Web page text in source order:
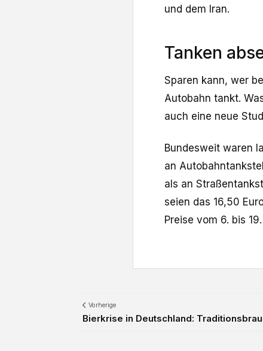
und dem Iran.
Tanken
Sparen kann, wer
Autobahn tankt.
auch eine neue
Bundesweit waren
an
als an
seien das 16,50
Preise vom 6. bis
Vorherige
Bierkrise in Deutschland: